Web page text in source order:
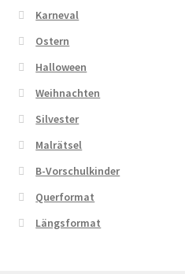
Karneval
Ostern
Halloween
Weihnachten
Silvester
Malrätsel
B-Vorschulkinder
Querformat
Längsformat